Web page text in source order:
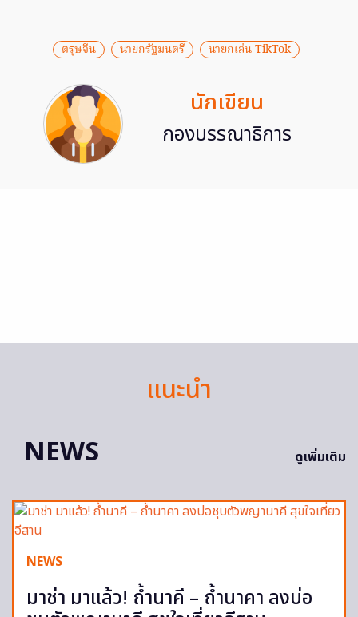
ตรุษจีน นายกรัฐมนตรี นายกเล่น TikTok
นักเขียน
กองบรรณาธิการ
แนะนำ
NEWS
ดูเพิ่มเติม
NEWS
มาช่า มาแล้ว! ถ้ำนาคี – ถ้ำนาคา ลงบ่อ